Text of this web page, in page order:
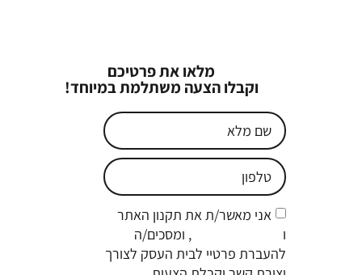
מלאו את פרטיכם
וקבלו הצעה משתלמת במיוחד!
אני מאשר/ת את תקנון האתר
ו
, ומסכים/ה
להעברת פרטיי לבית העסק לצורך